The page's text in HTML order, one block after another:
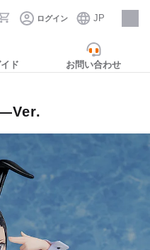
ログイン JP
採用情報
ド お問い合わせ